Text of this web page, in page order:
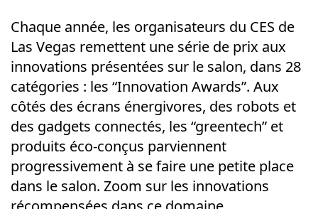
Chaque année, les organisateurs du CES de
Las Vegas remettent une série de prix aux
innovations présentées sur le salon, dans 28
catégories : les “Innovation Awards”. Aux
côtés des écrans énergivores, des robots et
des gadgets connectés, les “greentech” et
produits éco-conçus parviennent
progressivement à se faire une petite place
dans le salon. Zoom sur les innovations